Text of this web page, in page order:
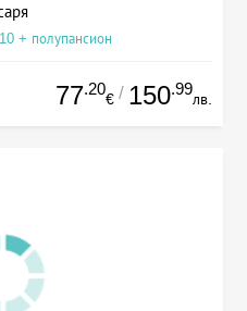
+ полупансион
77.20
€ / 150.99
лв.